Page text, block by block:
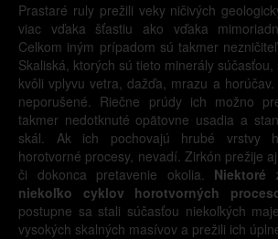
Prastaré ruly prežili veky ničivých
viac vďaka šťastiu ako vďaka
Celkom iným prípadom sú takmer
Skaliská, ktorých sú tieto minerály
kvôli vplyvu vetra, dažďa, mrazu a
neporušené. Riečne prúdy ich možno
takmer nedotknuté opätovne usadia a
skál. Ak ich pochovajú hrubé vrstvy
horotvorné procesy, nevadí. Zirkón prežije
či dokonca pretavenie okolia. Niektoré
niekoľko cyklov horotvorných
postupne sa stali súčasťou niekoľkých
vysokých skalných masívov a prežili ich